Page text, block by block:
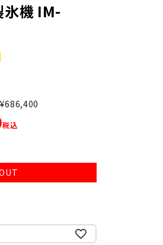
ストッカー
麺機
・製パン機器
用家具
氷機 IM-
¥686,400
税込